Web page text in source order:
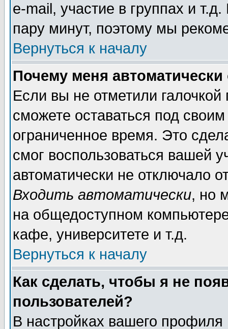
e-mail, участие в группах и
пару минут, поэтому мы
Вернуться к началу
Почему меня автоматически
Если вы не отметили галочкой
сможете оставаться под
ограниченное время. Это
смог воспользоваться вашей
автоматически не отключало
Входить автоматически, но
на общедоступном
кафе, университете и т.д.
Вернуться к началу
Как сделать, чтобы я не
пользователей?
В настройках вашего